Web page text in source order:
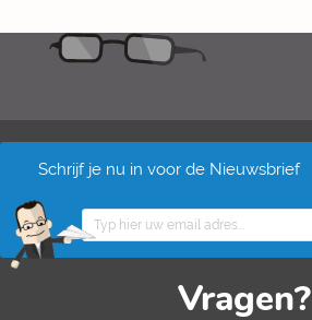
Schrijf je nu in voor de Nieuwsbrief
Vragen?